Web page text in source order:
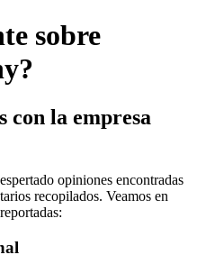
sobre
con la empresa
opiniones encontradas
recopilados. Veamos en